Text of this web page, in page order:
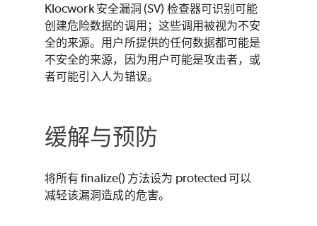
Klocwork安全漏洞 (SV) 检查器可识别可能
创建危险数据的调用；这些调用被视为不安
全的来源。用户所提供的任何数据都可能是
不安全的来源，因为用户可能是攻击者，或
者可能引入人为错误。
缓解与预防
将所有 finalize() 方法设为 protected 可以
减轻该漏洞造成的危害。